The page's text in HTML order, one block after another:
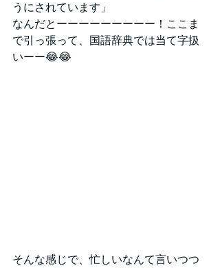
うにされています」
なんだとーーーーーーーーー！ここま
で引っ張って、国語辞典では当て字扱
いーー😂😂
そんな感じで、忙しいなんて言いつつ